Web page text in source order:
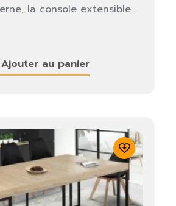
la console extensible...
Ajouter au panier